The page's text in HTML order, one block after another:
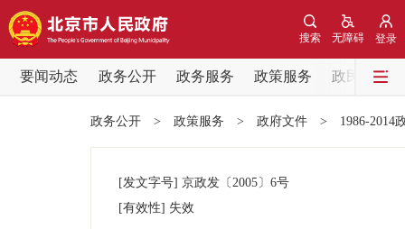
登录
无障碍
搜索
要闻动态 政务公开 政务服务 政策服务
政民互动
党中央精神
政务公开 > 政策服务 > 政府文件 > 1986-2014
[发文字号] 京政发 〔2005〕 6号
[有效性] 失效